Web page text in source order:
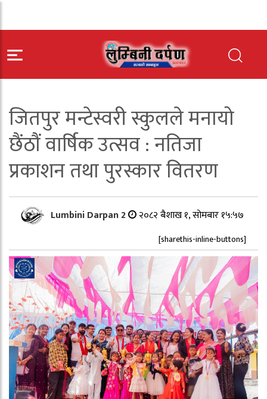
जितपुर मन्टेस्वरी स्कुलले मनायो
छैंठौं वार्षिक उत्सव : नतिजा
प्रकाशन तथा पुरस्कार वितरण
Lumbini Darpan 2 २०८२ बैशाख १, सोमबार १५:५७
[sharethis-inline-buttons]